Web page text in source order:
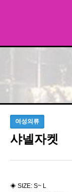
여성의류
샤넬자켓
◈ SIZE: S~ L